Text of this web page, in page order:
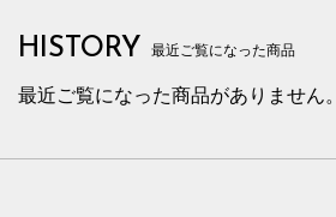
HISTORY 最近ご覧になった商品
最近ご覧になった商品がありません。